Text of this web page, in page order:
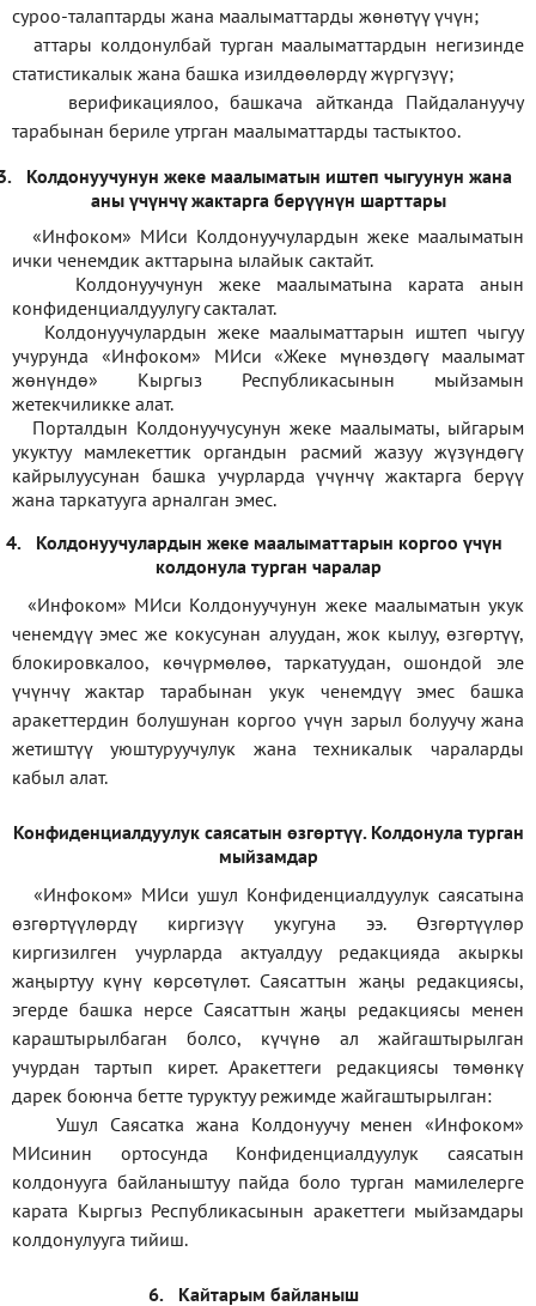
суроо-талаптарды жана маалыматтарды жөнөтүү үчүн;
аттары колдонулбай турган маалыматтардын негизинде
статистикалык жана башка изилдөөлөрдү жүргүзүү;
верификациялоо,башкача айтканда Пайдалануучу
тарабынан бериле утрган маалыматтарды тастыктоо.
Колдонуучунун жеке маалыматын иштеп чыгуунун жана
аны үчүнчү жактарга берүүнүн шарттары
«Инфоком» МИси Колдонуучулардын жеке маалыматын
ички ченемдик акттарына ылайык сактайт.
Колдонуучунун жеке маалыматына карата анын
конфиденциалдуулугу сакталат.
Колдонуучулардын жеке маалыматтарын иштеп чыгуу
учурунда «Инфоком» МИси«Жеке мүнөздөгү маалымат
жөнүндө» Кыргыз Республикасынын мыйзамын
жетекчиликке алат.
Порталдын Колдонуучусунун жеке маалыматы, ыйгарым
укуктуу мамлекеттик органдын расмий жазуу жүзүндөгү
кайрылуусунан башка учурларда үчүнчү жактарга берүү
жана таркатууга арналган эмес.
4.
Колдонуучулардын жеке маалыматтарын коргоо үчүн
колдонула турган чаралар
«Инфоком» МИси Колдонуучунун жеке маалыматын укук
ченемдүү эмес же кокусунан алуудан, жок кылуу, өзгөртүү,
блокировкалоо, көчүрмөлөө, таркатуудан, ошондой эле
үчүнчү жактар тарабынан укук ченемдүү эмес башка
аракеттердин болушунан коргоо үчүн зарыл болуучу жана
жетиштүү уюштуруучулук жана техникалык чараларды
кабыл алат.
Конфиденциалдуулук саясатын өзгөртүү. Колдонула турган
мыйзамдар
«Инфоком» МИси ушул Конфиденциалдуулук саясатына
өзгөртүүлөрдү киргизүү укугуна ээ. Өзгөртүүлөр
киргизилген учурларда актуалдуу редакцияда акыркы
жаңыртуу күнү көрсөтүлөт. Саясаттын жаңы редакциясы,
эгерде башка нерсе Саясаттын жаңы редакциясы менен
караштырылбаган болсо, күчүнө ал жайгаштырылган
учурдан тартып кирет. Аракеттеги редакциясы төмөнкү
дарек боюнча бетте туруктуу режимде жайгаштырылган:
Ушул Саясатка жана Колдонуучу менен «Инфоком»
МИсинин ортосунда Конфиденциалдуулук саясатын
колдонууга байланыштуу пайда боло турган мамилелерге
карата Кыргыз Республикасынын аракеттеги мыйзамдары
колдонулууга тийиш.
6. Кайтарым байланыш